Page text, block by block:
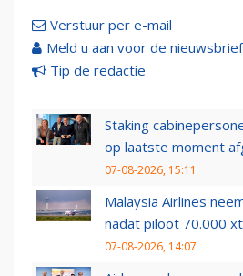
Verstuur per e-mail
Meld u aan voor de nieuwsbrief
Tip de redactie
Staking
op laatste moment
07-08-2026, 15:11
Malaysia Airlines
nadat piloot 70.000
07-08-2026, 14:07